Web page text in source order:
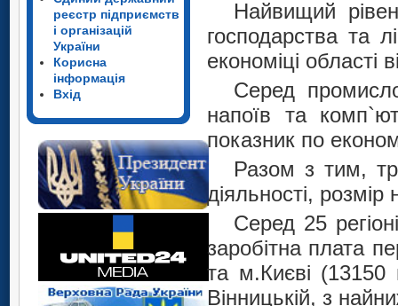
реєстр підприємств
і організацій
України
Корисна
інформація
Вхід
Найвищий
господарства та
економіці області
Серед
напоїв та
показник по
Разом з тим,
діяльності,
Серед 25
заробітна плата
та м.Києві (13150
Вінницькій, з